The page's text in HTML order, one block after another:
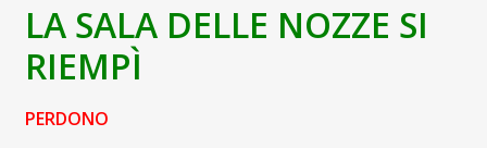
LA SALA DELLE NOZZE SI
RIEMPÌ
PERDONO